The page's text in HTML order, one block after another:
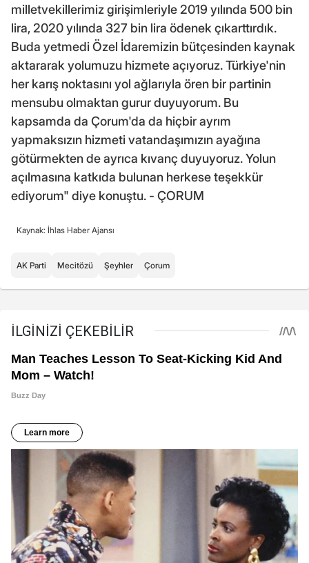
milletvekillerimiz girişimleriyle 2019 yılında 500 bin
lira, 2020 yılında 327 bin lira ödenek çıkarttırdık.
Buda yetmedi Özel İdaremizin bütçesinden kaynak
aktararak yolumuzu hizmete açıyoruz. Türkiye'nin
her karış noktasını yol ağlarıyla ören bir partinin
mensubu olmaktan gurur duyuyorum. Bu
kapsamda da Çorum'da da hiçbir ayrım
yapmaksızın hizmeti vatandaşımızın ayağına
götürmekten de ayrıca kıvanç duyuyoruz. Yolun
açılmasına katkıda bulunan herkese teşekkür
ediyorum" diye konuştu. - ÇORUM
Kaynak: İhlas Haber Ajansı
AK Parti Mecitözü Şeyhler Çorum